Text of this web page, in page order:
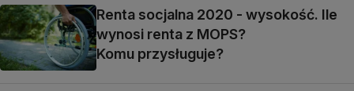
Renta socjalna 2020 - wysokość. Ile
wynosi renta z MOPS?
Komu przysługuje?